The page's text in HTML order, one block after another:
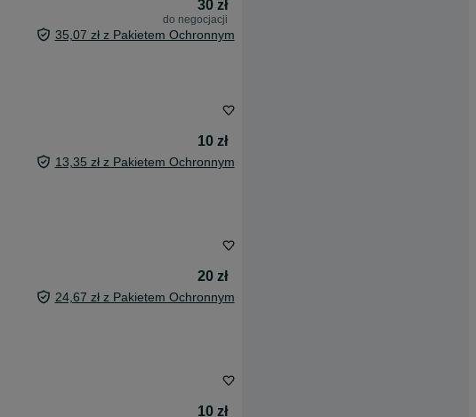
30 zł
do negocjacji
35,07 zł z Pakietem Ochronnym
10 zł
13,35 zł z Pakietem Ochronnym
20 zł
24,67 zł z Pakietem Ochronnym
10 zł